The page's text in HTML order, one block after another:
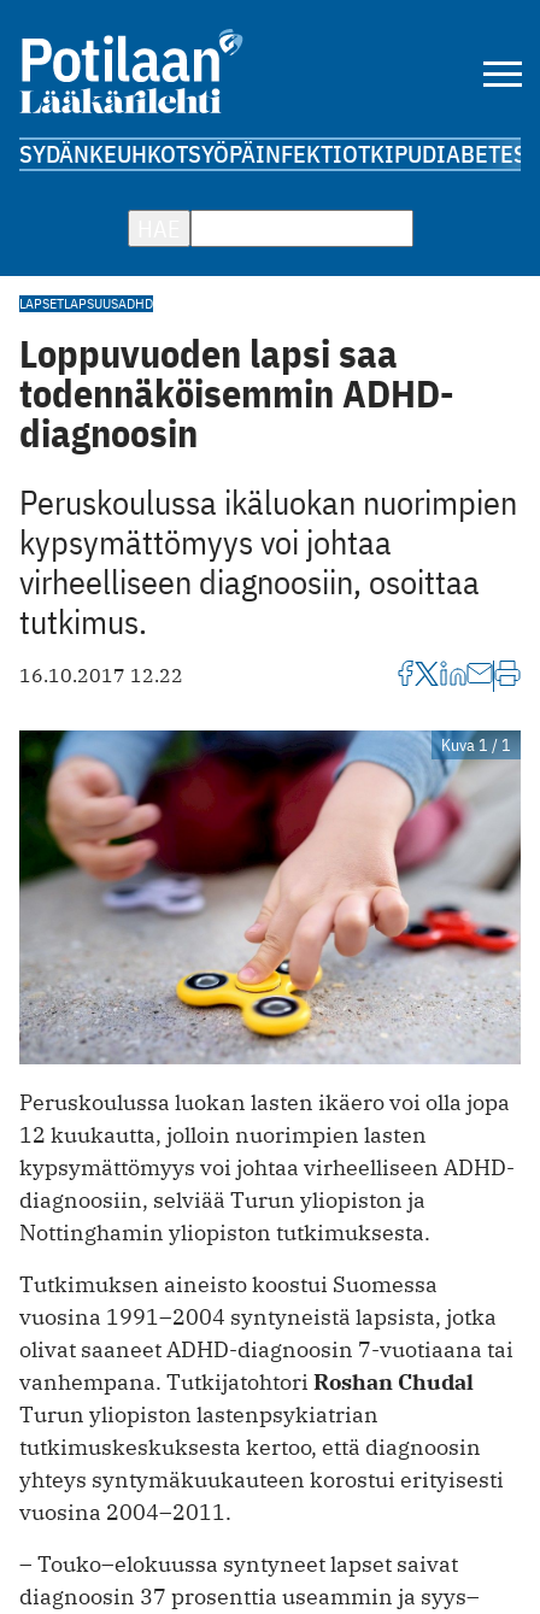
SYDÄNKEUHKOTSYÖPÄINFEKTIOTKIPUDIABETES
LAPSETLAPSUUSADHD
Loppuvuoden lapsi saa
todennäköisemmin ADHD-
diagnoosin
Peruskoulussa ikäluokan nuorimpien
kypsymättömyys voi johtaa
virheelliseen diagnoosiin, osoittaa
tutkimus.
16.10.2017 12.22
Kuva 1 / 1
Peruskoulussa luokan lasten ikäero voi olla jopa
12 kuukautta, jolloin nuorimpien lasten
kypsymättömyys voi johtaa virheelliseen ADHD-
diagnoosiin, selviää Turun yliopiston ja
Nottinghamin yliopiston tutkimuksesta.
Tutkimuksen aineisto koostui Suomessa
vuosina 1991–2004 syntyneistä lapsista, jotka
olivat saaneet ADHD-diagnoosin 7-vuotiaana tai
vanhempana. Tutkijatohtori Roshan Chudal
Turun yliopiston lastenpsykiatrian
tutkimuskeskuksesta kertoo, että diagnoosin
yhteys syntymäkuukauteen korostui erityisesti
vuosina 2004–2011.
– Touko–elokuussa syntyneet lapset saivat
diagnoosin 37 prosenttia useammin ja syys–